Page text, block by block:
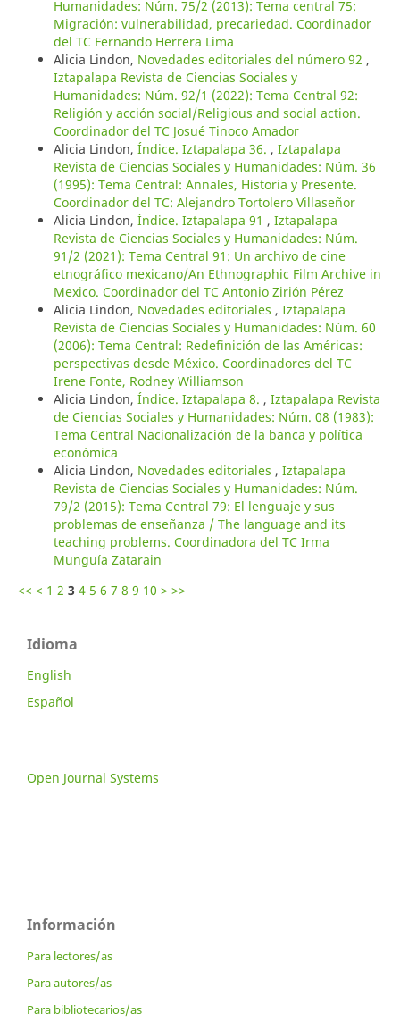
Humanidades: Núm. 75/2 (2013): Tema central 75:
Migración: vulnerabilidad, precariedad. Coordinador
del TC Fernando Herrera Lima
Alicia Lindon, Novedades editoriales del número 92 ,
Iztapalapa Revista de Ciencias Sociales y
Humanidades: Núm. 92/1 (2022): Tema Central 92:
Religión y acción social/Religious and social action.
Coordinador del TC Josué Tinoco Amador
Alicia Lindon, Índice. Iztapalapa 36. , Iztapalapa
Revista de Ciencias Sociales y Humanidades: Núm. 36
(1995): Tema Central: Annales, Historia y Presente.
Coordinador del TC: Alejandro Tortolero Villaseñor
Alicia Lindon, Índice. Iztapalapa 91 , Iztapalapa
Revista de Ciencias Sociales y Humanidades: Núm.
91/2 (2021): Tema Central 91: Un archivo de cine
etnográfico mexicano/An Ethnographic Film Archive in
Mexico. Coordinador del TC Antonio Zirión Pérez
Alicia Lindon, Novedades editoriales , Iztapalapa
Revista de Ciencias Sociales y Humanidades: Núm. 60
(2006): Tema Central: Redefinición de las Américas:
perspectivas desde México. Coordinadores del TC
Irene Fonte, Rodney Williamson
Alicia Lindon, Índice. Iztapalapa 8. , Iztapalapa Revista
de Ciencias Sociales y Humanidades: Núm. 08 (1983):
Tema Central Nacionalización de la banca y política
económica
Alicia Lindon, Novedades editoriales , Iztapalapa
Revista de Ciencias Sociales y Humanidades: Núm.
79/2 (2015): Tema Central 79: El lenguaje y sus
problemas de enseñanza / The language and its
teaching problems. Coordinadora del TC Irma
Munguía Zatarain
<< < 1 2 3 4 5 6 7 8 9 10 > >>
Idioma
English
Español
Open Journal Systems
Información
Para lectores/as
Para autores/as
Para bibliotecarios/as